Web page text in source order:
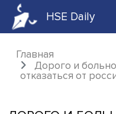
HSE Daily
Главная
Дорого и